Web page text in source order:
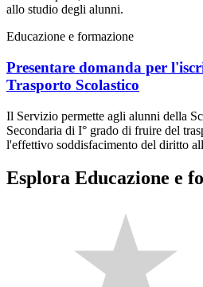
allo studio degli alunni.
Educazione e formazione
Presentare domanda per
Trasporto Scolastico
Il Servizio permette agli alunni della
Secondaria di I° grado di fruire del
l'effettivo soddisfacimento del diritto
Esplora Educazione e